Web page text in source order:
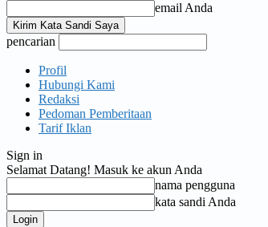
email Anda
pencarian
Profil
Hubungi Kami
Redaksi
Pedoman Pemberitaan
Tarif Iklan
Sign in
Selamat Datang! Masuk ke akun Anda
nama pengguna
kata sandi Anda